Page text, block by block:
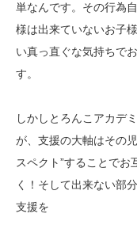
単なんです。その行為
様は出来ていないお子
い真っ直ぐな気持ちで
す。
しかしとろんこアカデ
が、支援の大軸はその
スペクト”することで
く！そして出来ない部
支援を